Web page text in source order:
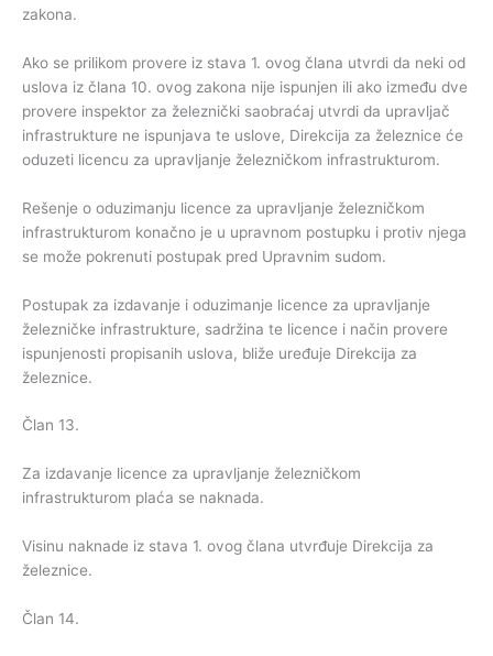
zakona.
Ako se prilikom provere iz stava 1. ovog člana utvrdi da neki od
uslova iz člana 10. ovog zakona nije ispunjen ili ako između dve
provere inspektor za železnički saobraćaj utvrdi da upravljač
infrastrukture ne ispunjava te uslove, Direkcija za železnice će
oduzeti licencu za upravljanje železničkom infrastrukturom.
Rešenje o oduzimanju licence za upravljanje železničkom
infrastrukturom konačno je u upravnom postupku i protiv njega
se može pokrenuti postupak pred Upravnim sudom.
Postupak za izdavanje i oduzimanje licence za upravljanje
železničke infrastrukture, sadržina te licence i način provere
ispunjenosti propisanih uslova, bliže uređuje Direkcija za
železnice.
Član 13.
Za izdavanje licence za upravljanje železničkom
infrastrukturom plaća se naknada.
Visinu naknade iz stava 1. ovog člana utvrđuje Direkcija za
železnice.
Član 14.